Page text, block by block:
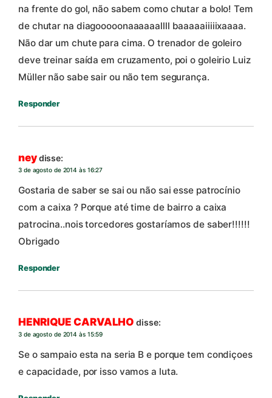
na frente do gol, não sabem como chutar a bolo! Tem
de chutar na diagooooonaaaaaallll baaaaaiiiiixaaaa.
Não dar um chute para cima. O trenador de goleiro
deve treinar saída em cruzamento, poi o goleirio Luiz
Müller não sabe sair ou não tem segurança.
Responder
neydisse:
3 de agosto de 2014 às 16:27
Gostaria de saber se sai ou não sai esse patrocínio
com a caixa ? Porque até time de bairro a caixa
patrocina..nois torcedores gostaríamos de saber!!!!!!
Obrigado
Responder
HENRIQUE CARVALHO disse:
3 de agosto de 2014 às 15:59
Se o sampaio esta na seria B e porque tem condiçoes
e capacidade, por isso vamos a luta.